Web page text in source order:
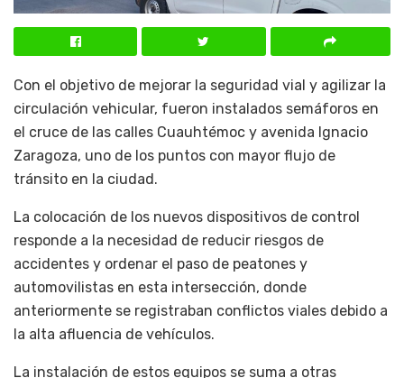
Con el objetivo de mejorar la seguridad vial y agilizar la
circulación vehicular, fueron instalados semáforos en
el cruce de las calles Cuauhtémoc y avenida Ignacio
Zaragoza, uno de los puntos con mayor flujo de
tránsito en la ciudad.
La colocación de los nuevos dispositivos de control
responde a la necesidad de reducir riesgos de
accidentes y ordenar el paso de peatones y
automovilistas en esta intersección, donde
anteriormente se registraban conflictos viales debido a
la alta afluencia de vehículos.
La instalación de estos equipos se suma a otras